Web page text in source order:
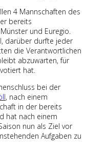
4 Mannschaften des
bereits
und Euregio.
darüber durfte jeder
die Verantwortlichen
abzuwarten, für
hat.
bei der
, nach einem
in der bereits
hat nach einem
nun als Ziel vor
Aufgaben zu